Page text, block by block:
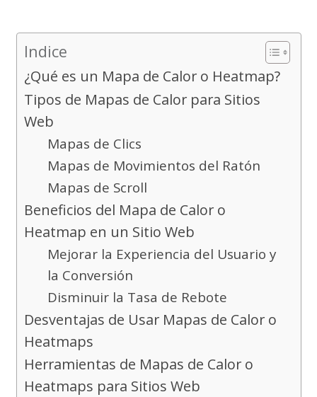
Indice
¿Qué es un Mapa de Calor o Heatmap?
Tipos de Mapas de Calor para Sitios
Web
Mapas de Clics
Mapas de Movimientos del Ratón
Mapas de Scroll
Beneficios del Mapa de Calor o
Heatmap en un Sitio Web
Mejorar la Experiencia del Usuario y
la Conversión
Disminuir la Tasa de Rebote
Desventajas de Usar Mapas de Calor o
Heatmaps
Herramientas de Mapas de Calor o
Heatmaps para Sitios Web